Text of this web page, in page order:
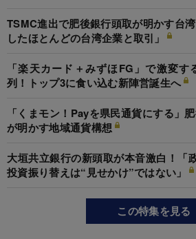
TSMC進出で肥後銀行頭取が明かす台
したほとんどの台湾企業と取引」
「楽天カード＋みずほFG」で激変
列！トップ3に食い込む新陣営誕生へ
「くまモン！Payを県民通貨にする」
が明かす地域通貨構想
大垣共立銀行の新頭取が本音激白！「
投資振り替えは“見せかけ”ではない」
この特集を見る